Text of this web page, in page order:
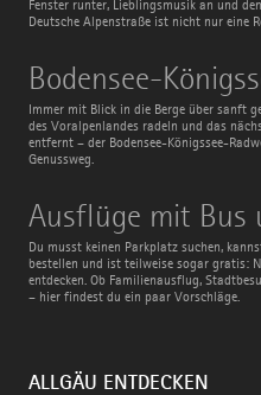
Fenster runter, Lieblingsmusik an und
Deutsche Alpenstraße ist nicht nur eine
Bodensee-
Immer mit Blick in die Berge über sanft
des Voralpenlandes radeln und das
entfernt – der Bodensee-Königssee-
Genussweg.
Bodensee-
Königssee-
Radweg
Ausflüge mit Bus
Du musst keinen Parkplatz suchen,
bestellen und ist teilweise sogar gratis:
entdecken. Ob Familienausflug,
– hier findest du ein paar Vorschläge.
Ausflüge
mit
Bus
und
Bahn
ALLGÄU ENTDECKEN